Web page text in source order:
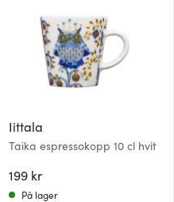
Iittala
Taika espressokopp 10 cl hvit
199 kr
På lager